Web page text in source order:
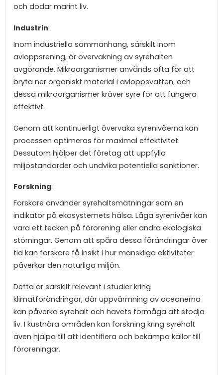
och dödar marint liv.
Industrin:
Inom industriella sammanhang, särskilt inom
avloppsrening, är övervakning av syrehalten
avgörande. Mikroorganismer används ofta för att
bryta ner organiskt material i avloppsvatten, och
dessa mikroorganismer kräver syre för att fungera
effektivt.
Genom att kontinuerligt övervaka syrenivåerna kan
processen optimeras för maximal effektivitet.
Dessutom hjälper det företag att uppfylla
miljöstandarder och undvika potentiella sanktioner.
Forskning:
Forskare använder syrehaltsmätningar som en
indikator på ekosystemets hälsa. Låga syrenivåer kan
vara ett tecken på förorening eller andra ekologiska
störningar. Genom att spåra dessa förändringar över
tid kan forskare få insikt i hur mänskliga aktiviteter
påverkar den naturliga miljön.
Detta är särskilt relevant i studier kring
klimatförändringar, där uppvärmning av oceanerna
kan påverka syrehalt och havets förmåga att stödja
liv. I kustnära områden kan forskning kring syrehalt
även hjälpa till att identifiera och bekämpa källor till
föroreningar.